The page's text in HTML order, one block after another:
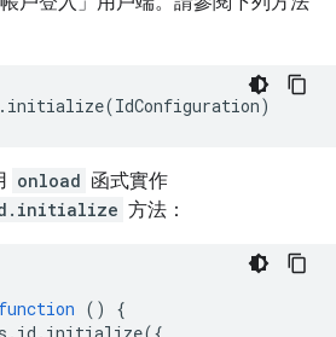
. initialize(IdConfiguration)
onload 函式實作
方法：
function ()
{